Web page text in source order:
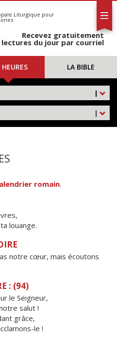
Liturgique pour
Recevez gratuitement
lectures du jour par courriel
HEURES LA BIBLE
|
|
romain.
louange.
notre cœur, mais écoutons
: (94)
le Seigneur,
salut !
grâce,
le !